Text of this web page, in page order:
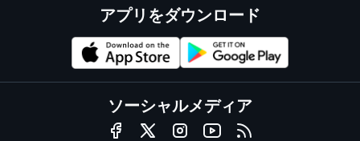
アプリをダウンロード
ソーシャルメディア